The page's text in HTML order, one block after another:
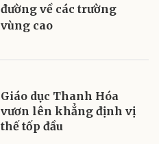
đường về các trường
vùng cao
Giáo dục Thanh Hóa
vươn lên khẳng định vị
thế tốp đầu